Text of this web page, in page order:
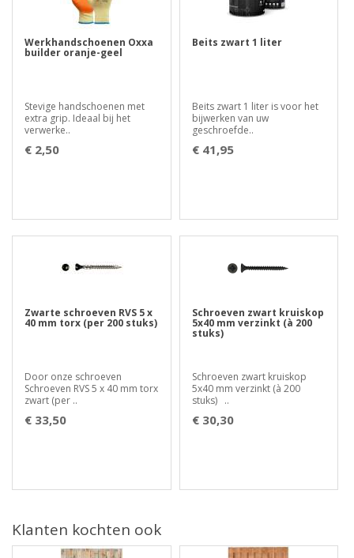
Werkhandschoenen Oxxa
builder oranje-geel
Stevige handschoenen met
extra grip. Ideaal bij het
verwerke..
€ 2,50
Beits zwart 1 liter
Beits zwart 1 liter is voor het
bijwerken van uw
geschroefde..
€ 41,95
Zwarte schroeven RVS 5 x
40 mm torx (per 200 stuks)
Door onze schroeven
Schroeven RVS 5 x 40 mm torx
zwart (per ..
€ 33,50
Schroeven zwart kruiskop
5x40 mm verzinkt (à 200
stuks)
Schroeven zwart kruiskop
5x40 mm verzinkt (à 200
stuks) ..
€ 30,30
Klanten kochten ook